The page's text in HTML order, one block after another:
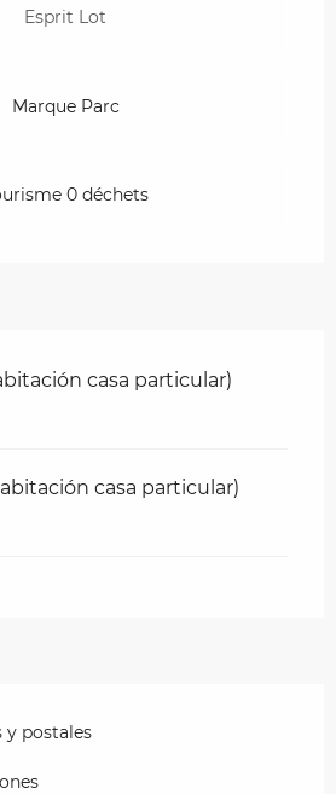
Esprit Lot
Marque Parc
0 déchets
casa particular)
casa particular)
y postales